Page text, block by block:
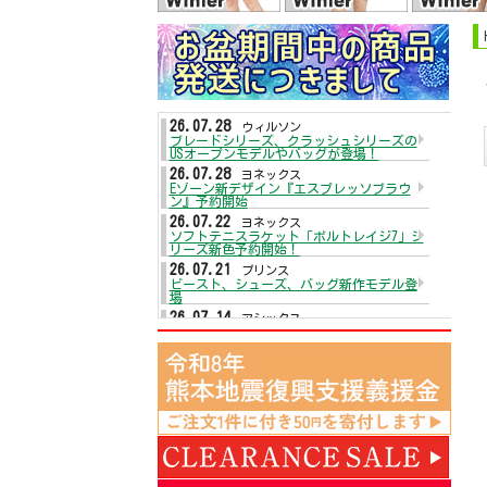
26.07.28 ウィルソン
ブレードシリーズ、クラッシュシリーズの
USオープンモデルやバッグが登場！
26.07.28 ヨネックス
Eゾーン新デザイン『エスプレッソブラウ
ン』予約開始
26.07.22 ヨネックス
ソフトテニスラケット「ボルトレイジ7」シ
リーズ新色予約開始！
26.07.21 プリンス
ビースト、シューズ、バッグ新作モデル登
場
26.07.14 アシックス
テニスシューズがプライスダウン☆
26.07.13
テニスシューズ「パワークッションエアラ
スダッシュ5」が入荷！
26.07.13 ダンロップ
2026年秋冬モデルウェアが入荷！
26.07.09 ウィルソン
テニスラケットディファイアシリーズ予約
開始
26.07.09 アシックス